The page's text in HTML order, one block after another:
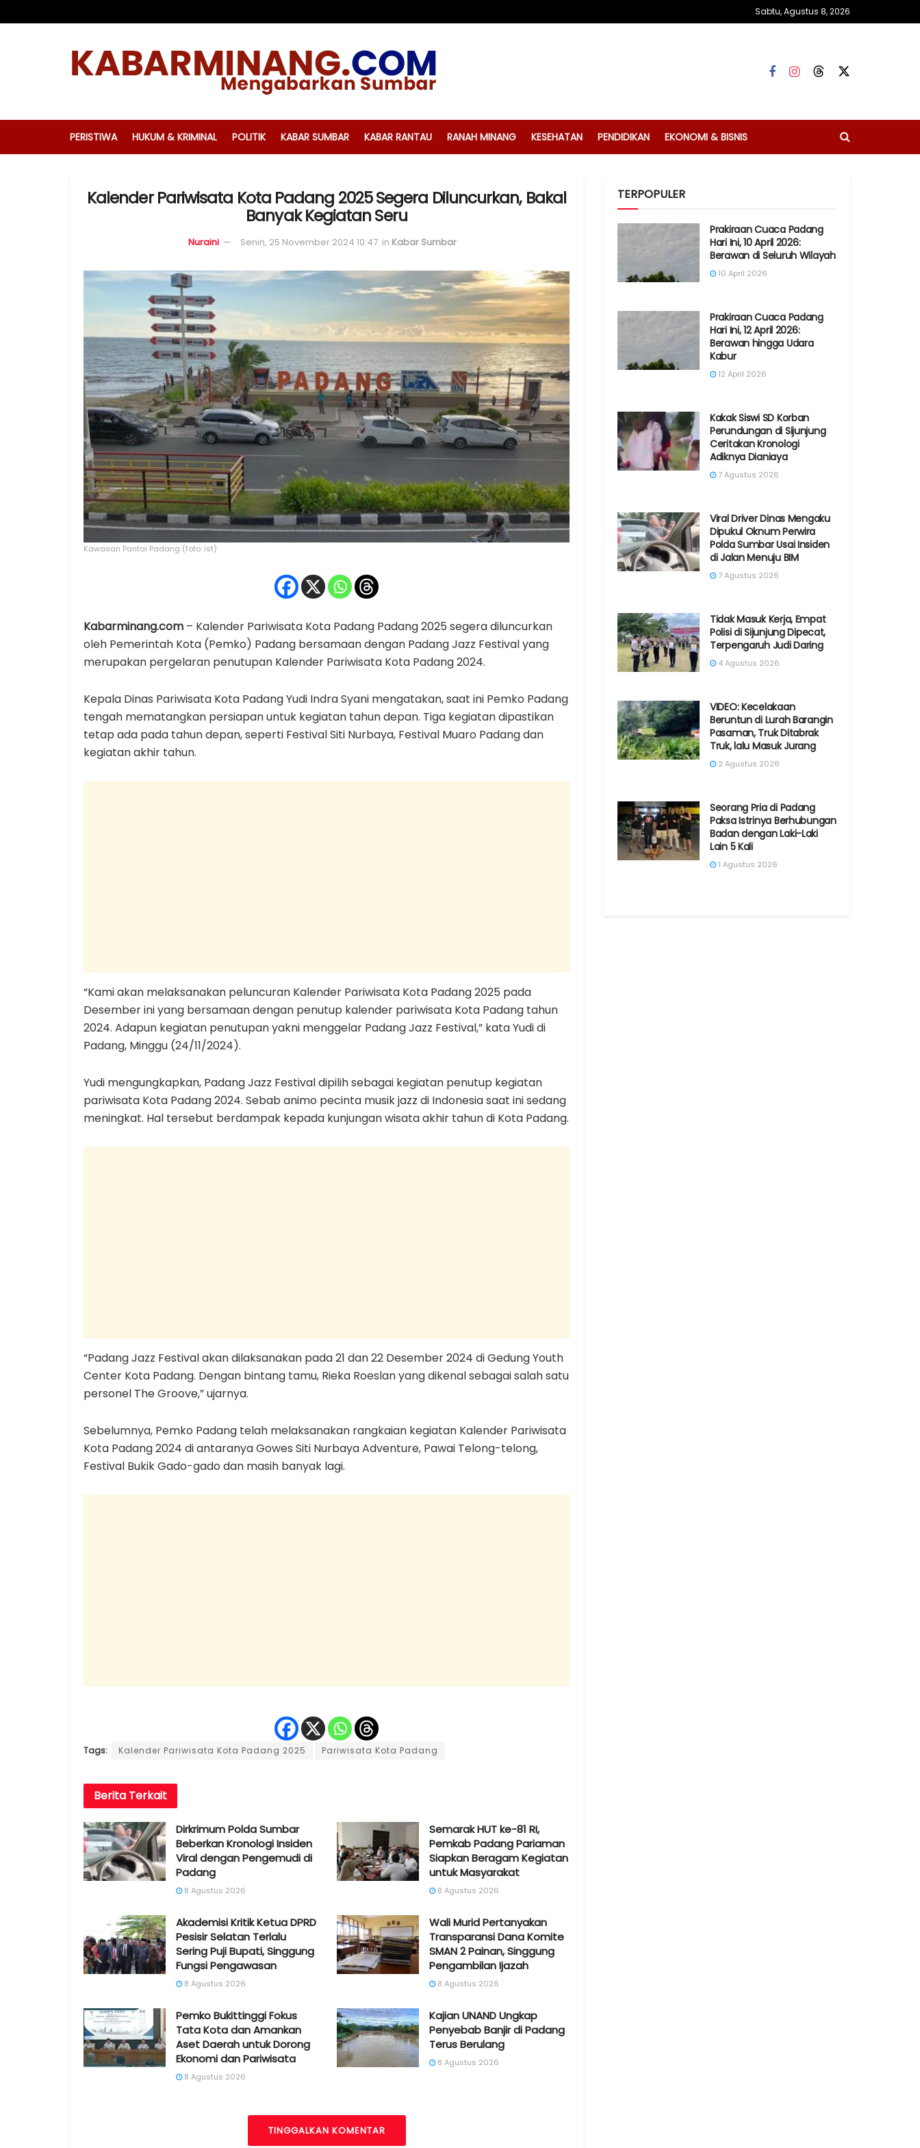
Sabtu, Agustus 8, 2026
PERISTIWA HUKUM & KRIMINAL POLITIK KABAR SUMBAR KABAR RANTAU RANAH MINANG KESEHATAN PENDIDIKAN EKONOMI & BISNIS
Kalender Pariwisata Kota Padang 2025 Segera Diluncurkan, Bakal
Banyak Kegiatan Seru
Nuraini Senin, 25 November 2024 10:47 in Kabar Sumbar
Kawasan Pantai Padang (foto: ist)
Kabarminang.com – Kalender Pariwisata Kota Padang Padang 2025 segera diluncurkan
oleh Pemerintah Kota (Pemko) Padang bersamaan dengan Padang Jazz Festival yang
merupakan pergelaran penutupan Kalender Pariwisata Kota Padang 2024.
Kepala Dinas Pariwisata Kota Padang Yudi Indra Syani mengatakan, saat ini Pemko Padang
tengah mematangkan persiapan untuk kegiatan tahun depan. Tiga kegiatan dipastikan
tetap ada pada tahun depan, seperti Festival Siti Nurbaya, Festival Muaro Padang dan
kegiatan akhir tahun.
“Kami akan melaksanakan peluncuran Kalender Pariwisata Kota Padang 2025 pada
Desember ini yang bersamaan dengan penutup kalender pariwisata Kota Padang tahun
2024. Adapun kegiatan penutupan yakni menggelar Padang Jazz Festival,” kata Yudi di
Padang, Minggu (24/11/2024).
Yudi mengungkapkan, Padang Jazz Festival dipilih sebagai kegiatan penutup kegiatan
pariwisata Kota Padang 2024. Sebab animo pecinta musik jazz di Indonesia saat ini sedang
meningkat. Hal tersebut berdampak kepada kunjungan wisata akhir tahun di Kota Padang.
“Padang Jazz Festival akan dilaksanakan pada 21 dan 22 Desember 2024 di Gedung Youth
Center Kota Padang. Dengan bintang tamu, Rieka Roeslan yang dikenal sebagai salah satu
personel The Groove,” ujarnya.
Sebelumnya, Pemko Padang telah melaksanakan rangkaian kegiatan Kalender Pariwisata
Kota Padang 2024 di antaranya Gowes Siti Nurbaya Adventure, Pawai Telong-telong,
Festival Bukik Gado-gado dan masih banyak lagi.
Tags: Kalender Pariwisata Kota Padang 2025 Pariwisata Kota Padang
Berita Terkait
Dirkrimum Polda Sumbar
Beberkan Kronologi Insiden
Viral dengan Pengemudi di
Padang
8 Agustus 2026
Semarak HUT ke-81 RI,
Pemkab Padang Pariaman
Siapkan Beragam Kegiatan
untuk Masyarakat
8 Agustus 2026
Akademisi Kritik Ketua DPRD
Pesisir Selatan Terlalu
Sering Puji Bupati, Singgung
Fungsi Pengawasan
8 Agustus 2026
Wali Murid Pertanyakan
Transparansi Dana Komite
SMAN 2 Painan, Singgung
Pengambilan Ijazah
8 Agustus 2026
Pemko Bukittinggi Fokus
Tata Kota dan Amankan
Aset Daerah untuk Dorong
Ekonomi dan Pariwisata
8 Agustus 2026
Kajian UNAND Ungkap
Penyebab Banjir di Padang
Terus Berulang
8 Agustus 2026
TINGGALKAN KOMENTAR
TERPOPULER
Prakiraan Cuaca Padang
Hari Ini, 10 April 2026:
Berawan di Seluruh Wilayah
10 April 2026
Prakiraan Cuaca Padang
Hari Ini, 12 April 2026:
Berawan hingga Udara
Kabur
12 April 2026
Kakak Siswi SD Korban
Perundungan di Sijunjung
Ceritakan Kronologi
Adiknya Dianiaya
7 Agustus 2026
Viral Driver Dinas Mengaku
Dipukul Oknum Perwira
Polda Sumbar Usai Insiden
di Jalan Menuju BIM
7 Agustus 2026
Tidak Masuk Kerja, Empat
Polisi di Sijunjung Dipecat,
Terpengaruh Judi Daring
4 Agustus 2026
VIDEO: Kecelakaan
Beruntun di Lurah Barangin
Pasaman, Truk Ditabrak
Truk, lalu Masuk Jurang
2 Agustus 2026
Seorang Pria di Padang
Paksa Istrinya Berhubungan
Badan dengan Laki-Laki
Lain 5 Kali
1 Agustus 2026